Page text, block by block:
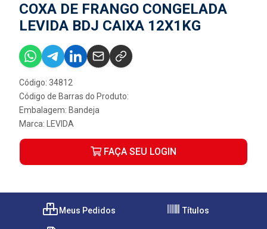
COXA DE FRANGO CONGELADA
LEVIDA BDJ CAIXA 12X1KG
Código: 34812
Código de Barras do Produto:
Embalagem: Bandeja
Marca:
LEVIDA
FAÇA SEU LOGIN
Meus Pedidos Títulos